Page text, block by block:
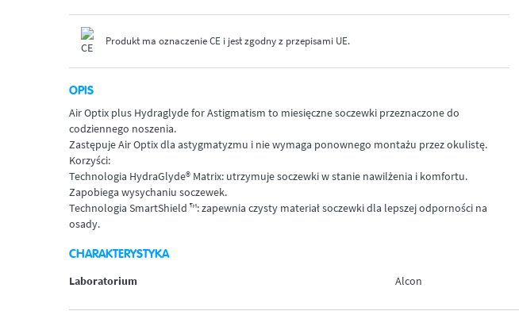
Produkt ma oznaczenie CE i jest zgodny z przepisami UE.
OPIS
Air Optix plus Hydraglyde for Astigmatism to miesięczne soczewki przeznaczone do
codziennego noszenia.
Zastępuje Air Optix dla astygmatyzmu i nie wymaga ponownego montażu przez okulistę.
Korzyści:
Technologia HydraGlyde® Matrix: utrzymuje soczewki w stanie nawilżenia i komfortu.
Zapobiega wysychaniu soczewek.
Technologia SmartShield ™: zapewnia czysty materiał soczewki dla lepszej odporności na
osady.
CHARAKTERYSTYKA
Laboratorium Alcon